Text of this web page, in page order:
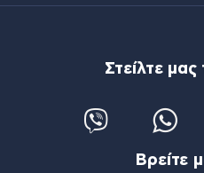
Στείλτε μας
Βρείτε